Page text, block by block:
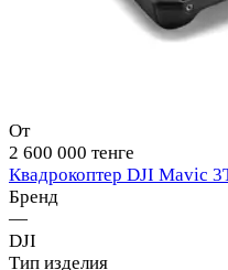
От
2 600 000 тенге
Квадрокоптер DJI Mavic
Бренд
—
DJI
Тип изделия